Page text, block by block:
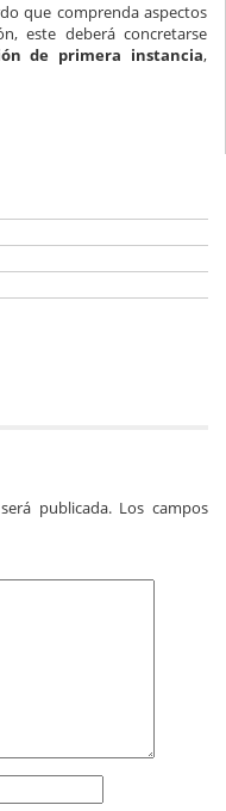
que comprenda aspectos
este deberá concretarse
de primera instancia,
publicada.Los campos